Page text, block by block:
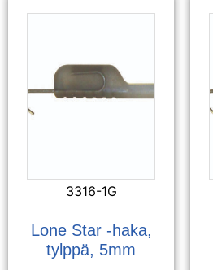
3316-1G
Lone Star -haka,
tylppä, 5mm